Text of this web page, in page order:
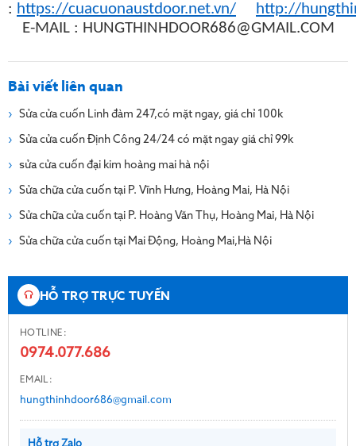
HỖ TRỢ TRỰC TUYẾN
HOTLINE:
0974.077.686
EMAIL:
hungthinhdoor686@gmail.com
: https://cuacuonaustdoor.net.vn/
http://
E-MAIL : HUNGTHINHDOOR686@GMAIL.COM
Bài viết liên quan
Sửa cửa cuốn Linh đàm 247,có mặt ngay, giá chỉ 100k
Sửa cửa cuốn Định Công 24/24 có mặt ngay giá chỉ 99k
sửa cửa cuốn đại kim hoàng mai hà nội
Sửa chữa cửa cuốn tại P. Vĩnh Hưng, Hoàng Mai, Hà Nội
Sửa chữa cửa cuốn tại P. Hoàng Văn Thụ, Hoàng Mai, Hà Nội
Sửa chữa cửa cuốn tại Mai Động, Hoàng Mai,Hà Nội